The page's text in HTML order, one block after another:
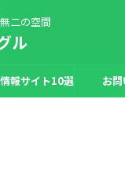
二の空間
ル
報サイト10選 お